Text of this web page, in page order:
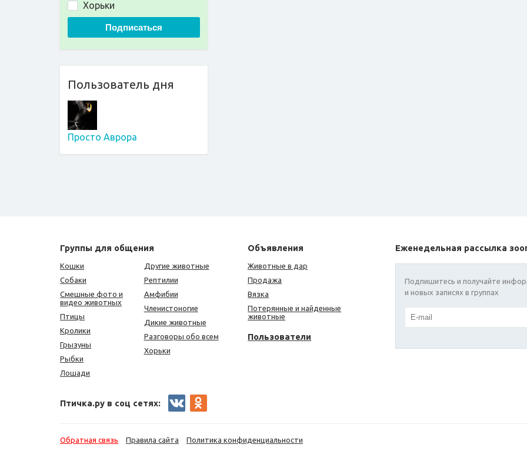
Хорьки
Подписаться
Пользователь дня
Просто Аврора
Группы для общения
Кошки
Собаки
Смешные фото и
видео животных
Птицы
Кролики
Грызуны
Рыбки
Лошади
Другие животные
Рептилии
Амфибии
Членистоногие
Дикие животные
Разговоры обо всем
Хорьки
Объявления
Животные в дар
Продажа
Вязка
Потерянные и найденные
животные
Пользователи
Еженедельная рассылка
Подпишитесь и получайте
и новых записях в группах
Птичка.ру в соц сетях:
Обратная связь Правила сайта Политика конфиденциальности